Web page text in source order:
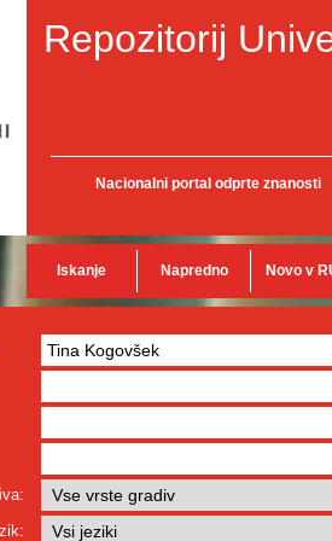
Repozitorij
Nacionalni portal odprte znanosti
Iskanje Napredno Novo v